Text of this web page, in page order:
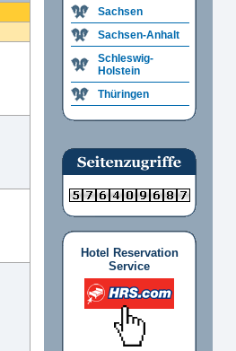
Sachsen
Sachsen-Anhalt
Schleswig-
Holstein
Thüringen
Hotel Reservation
Service